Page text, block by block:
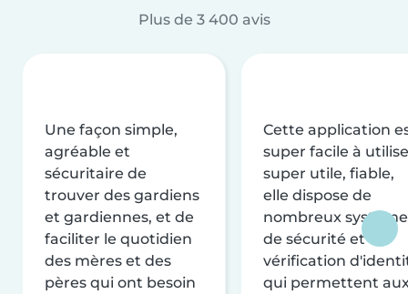
Plus de 3 400 avis
Une façon simple,
agréable et
sécuritaire de
trouver des gardiens
et gardiennes, et de
faciliter le quotidien
des mères et des
pères qui ont besoin
Cette application
super facile à
super utile, fiable,
elle dispose de
nombreux
de sécurité et de
vérification
qui permettent